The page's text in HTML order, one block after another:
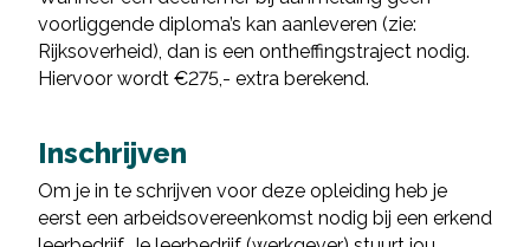
voorliggende diploma’s kan aanleveren (zie:
Rijksoverheid), dan is een ontheffingstraject nodig.
Hiervoor wordt €275,- extra berekend.
Inschrijven
Om je in te schrijven voor deze opleiding heb je
eerst een arbeidsovereenkomst nodig bij een erkend